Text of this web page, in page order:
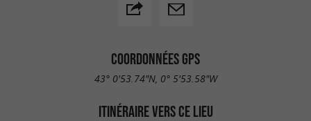
COORDONNÉES GPS
43° 0'53.74"N, 0° 5'53.58"W
ITINÉRAIRE VERS CE LIEU